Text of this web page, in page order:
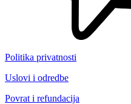
Politika privatnosti
Uslovi i odredbe
Povrat i refundacija